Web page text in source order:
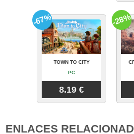
TOWN TO CITY
PC
8.19 €
-67% -28%
ENLACES